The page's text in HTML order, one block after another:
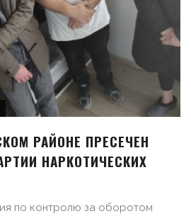
РАЙОНЕ ПРЕСЕЧЕН
НАРКОТИЧЕСКИХ
по контролю за оборотом